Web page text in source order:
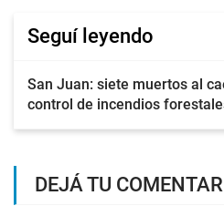
Seguí leyendo
San Juan: siete muertos al
control de incendios
DEJÁ TU